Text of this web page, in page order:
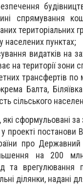
спрямування
територіальних
населених пунктах;
видатків на
на території зони
трансфертів по
Балта,
сільського
сформульовані за
проекті
про
на 200
та
ділянки, надані